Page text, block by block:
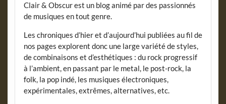
Clair & Obscur est un blog animé par des passionnés
de musiques en tout genre.
Les chroniques d’hier et d’aujourd’hui publiées au fil de
nos pages explorent donc une large variété de styles,
de combinaisons et d’esthétiques : du rock progressif
à l’ambient, en passant par le metal, le post-rock, la
folk, la pop indé, les musiques électroniques,
expérimentales, extrêmes, alternatives, etc.